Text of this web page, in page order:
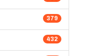
379
432